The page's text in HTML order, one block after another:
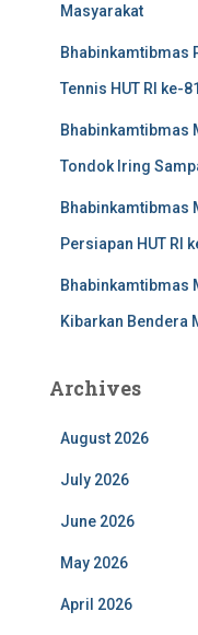
Masyarakat
Bhabinkamtibmas
Tennis HUT RI ke-81
Bhabinkamtibmas
Tondok Iring
Bhabinkamtibmas
Persiapan HUT RI
Bhabinkamtibmas
Kibarkan Bendera
Archives
August 2026
July 2026
June 2026
May 2026
April 2026